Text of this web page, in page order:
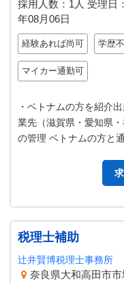
採用人数：1人 受理日：
年08月06日
経験あれば尚可 学歴
マイカー通勤可
・ベトナムの方を紹介
業先（滋賀県・愛知県
の管理 ベトナムの方と
税理士補助
辻井賢博税理士事務所
奈良県大和高田市